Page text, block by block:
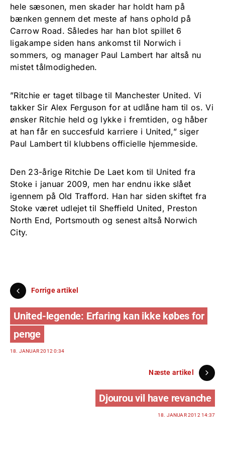
hele sæsonen, men skader har holdt ham på
bænken gennem det meste af hans ophold på
Carrow Road. Således har han blot spillet 6
ligakampe siden hans ankomst til Norwich i
sommers, og manager Paul Lambert har altså nu
mistet tålmodigheden.
”Ritchie er taget tilbage til Manchester United. Vi
takker Sir Alex Ferguson for at udlåne ham til os. Vi
ønsker Ritchie held og lykke i fremtiden, og håber
at han får en succesfuld karriere i United,” siger
Paul Lambert til klubbens officielle hjemmeside.
Den 23-årige Ritchie De Laet kom til United fra
Stoke i januar 2009, men har endnu ikke slået
igennem på Old Trafford. Han har siden skiftet fra
Stoke været udlejet til Sheffield United, Preston
North End, Portsmouth og senest altså Norwich
City.
Forrige artikel
United-legende: Erfaring kan ikke købes for
penge
18. JANUAR 2012 0:34
Næste artikel
Djourou vil have revanche
18. JANUAR 2012 14:37